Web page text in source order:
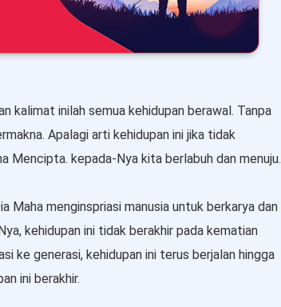
kalimat inilah semua kehidupan berawal. Tanpa
Apalagi arti kehidupan ini jika tidak
Mencipta. kepada-Nya kita berlabuh dan menuju.
Maha menginspriasi manusia untuk berkarya dan
kehidupan ini tidak berakhir pada kematian
ke generasi, kehidupan ini terus berjalan hingga
ini berakhir.